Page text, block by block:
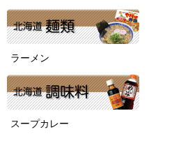
ラーメン
スープカレー